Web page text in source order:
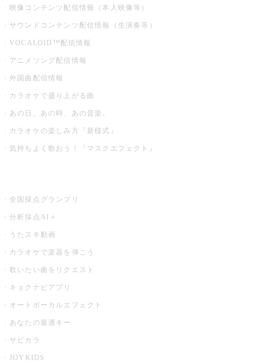
映像コンテンツ配信情報（本人映像等）
サウンドコンテンツ配信情報（生演奏等）
VOCALOID™配信情報
アニメソング配信情報
外国曲配信情報
カラオケで盛り上がる曲
あの日、あの時、あの音楽。
カラオケの楽しみ方『新様式』
気持ちよく歌おう！『マスクエフェクト』
全国採点グランプリ
分析採点AI＋
うたスキ動画
カラオケで楽器を弾こう
歌いたい曲をリクエスト
キョクナビアプリ
オートボーカルエフェクト
あなたの最適キー
サビカラ
JOYKIDS